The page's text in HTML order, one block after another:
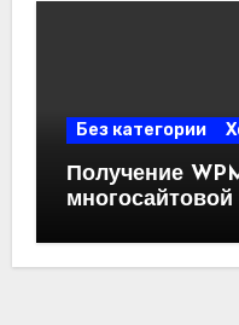
Без категории
Получение
многосайтовой